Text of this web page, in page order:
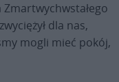
Zmartwychwstałego
dla nas,
mogli mieć pokój,